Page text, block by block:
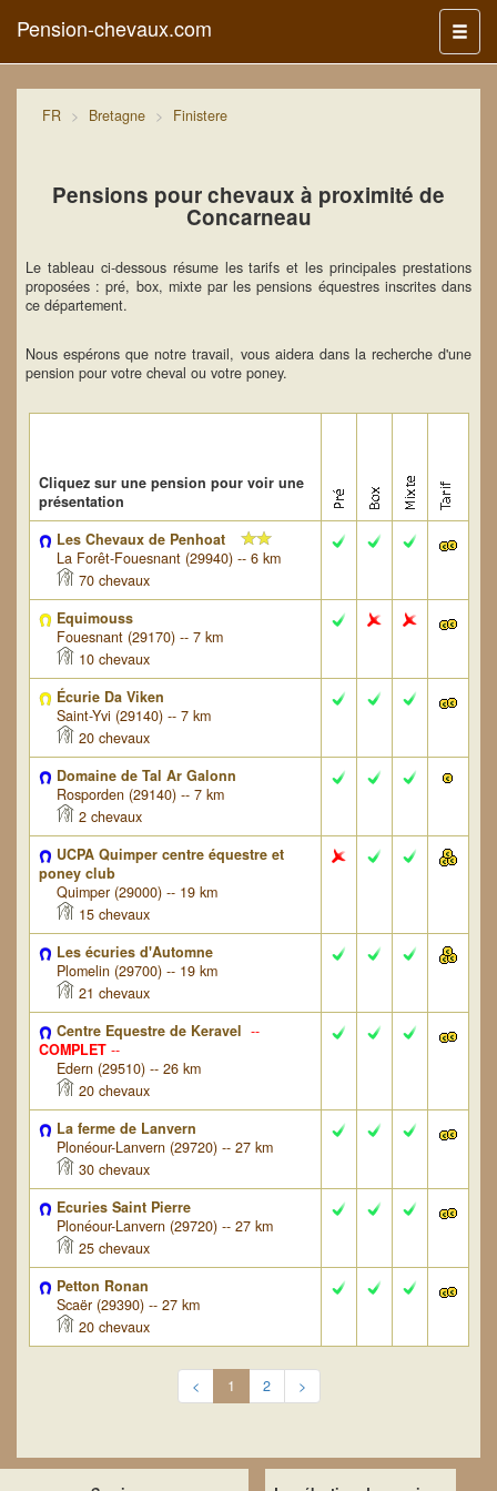
Menu
Pension-chevaux.com
FR Bretagne Finistere
Pensions pour chevaux à proximité de
Concarneau
Le tableau ci-dessous résume les tarifs et les principales prestations
proposées : pré, box, mixte par les pensions équestres inscrites dans
ce département.
Nous espérons que notre travail, vous aidera dans la recherche d'une
pension pour votre cheval ou votre poney.
Cliquez sur une pension pour voir une
présentation
Les Chevaux de Penhoat
La Forêt-Fouesnant (29940) -- 6 km
70 chevaux
Equimouss
Fouesnant (29170) -- 7 km
10 chevaux
Écurie Da Viken
Saint-Yvi (29140) -- 7 km
20 chevaux
Domaine de Tal Ar Galonn
Rosporden (29140) -- 7 km
2 chevaux
UCPA Quimper centre équestre et
poney club
Quimper (29000) -- 19 km
15 chevaux
Les écuries d'Automne
Plomelin (29700) -- 19 km
21 chevaux
Centre Equestre de Keravel --
COMPLET--
Edern (29510) -- 26 km
20 chevaux
La ferme de Lanvern
Plonéour-Lanvern (29720) -- 27 km
30 chevaux
Ecuries Saint Pierre
Plonéour-Lanvern (29720) -- 27 km
25 chevaux
Petton Ronan
Scaër (29390) -- 27 km
20 chevaux
< 1 2 >